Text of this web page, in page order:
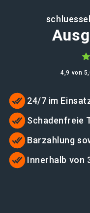
4,9 von
24/7 im
Schadenfreie
Barzahlung
Innerhalb von